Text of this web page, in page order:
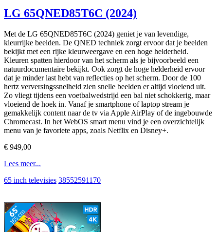
LG 65QNED85T6C (2024)
Met de LG 65QNED85T6C (2024) geniet je van levendige,
kleurrijke beelden. De QNED techniek zorgt ervoor dat je beelden
bekijkt met een rijke kleurweergave en een hoge helderheid.
Kleuren spatten hierdoor van het scherm als je bijvoorbeeld een
natuurdocumentaire bekijkt. Ook zorgt de hoge helderheid ervoor
dat je minder last hebt van reflecties op het scherm. Door de 100
hertz verversingssnelheid zien snelle beelden er altijd vloeiend uit.
Zo vliegt tijdens een voetbalwedstrijd een bal niet schokkerig, maar
vloeiend de hoek in. Vanaf je smartphone of laptop stream je
gemakkelijk content naar de tv via Apple AirPlay of de ingebouwde
Chromecast. In het WebOS smart menu vind je een overzichtelijk
menu van je favoriete apps, zoals Netflix en Disney+.
€ 949,00
Lees meer...
65 inch televisies 38552591170